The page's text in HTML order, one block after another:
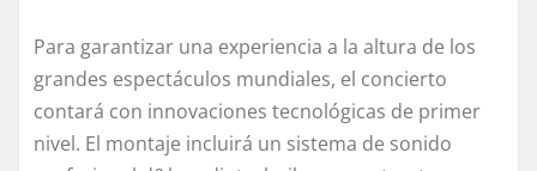
Para garantizar una experiencia a la altura de los
grandes espectáculos mundiales, el concierto
contará con innovaciones tecnológicas de primer
nivel. El montaje incluirá un sistema de sonido